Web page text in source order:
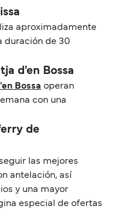
aproximadamente
duración de 30
d'en Bossa
Bossa operan
con una
de
las mejores
antelación, así
y una mayor
especial de ofertas